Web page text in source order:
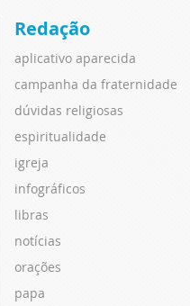
Redação
aplicativo aparecida
campanha da fraternidade
dúvidas religiosas
espiritualidade
igreja
infográficos
libras
notícias
orações
papa